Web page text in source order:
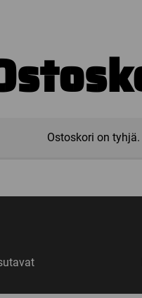
Ostoskori on tyhjä.